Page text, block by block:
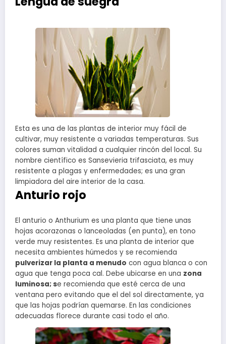
Esta es una de las plantas de interior muy fácil de
cultivar, muy resistente a variadas temperaturas. Sus
colores suman vitalidad a cualquier rincón del local. Su
nombre científico es Sansevieria trifasciata, es muy
resistente a plagas y enfermedades; es una gran
limpiadora del aire interior de la casa.
Anturio rojo
El anturio o Anthurium es una planta que tiene unas
hojas acorazonas o lanceoladas (en punta), en tono
verde muy resistentes. Es una planta de interior que
necesita ambientes húmedos y se recomienda
pulverizar la planta a menudo con agua blanca o con
agua que tenga poca cal. Debe ubicarse en una zona
luminosa; se recomienda que esté cerca de una
ventana pero evitando que el del sol directamente, ya
que las hojas podrían quemarse. En las condiciones
adecuadas florece durante casi todo el año.